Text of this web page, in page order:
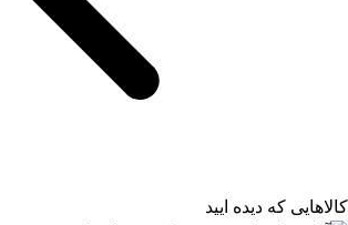
کالاهایی که دیده ایید